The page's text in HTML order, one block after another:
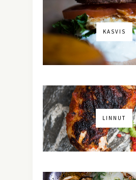
KASVIS
LINNUT